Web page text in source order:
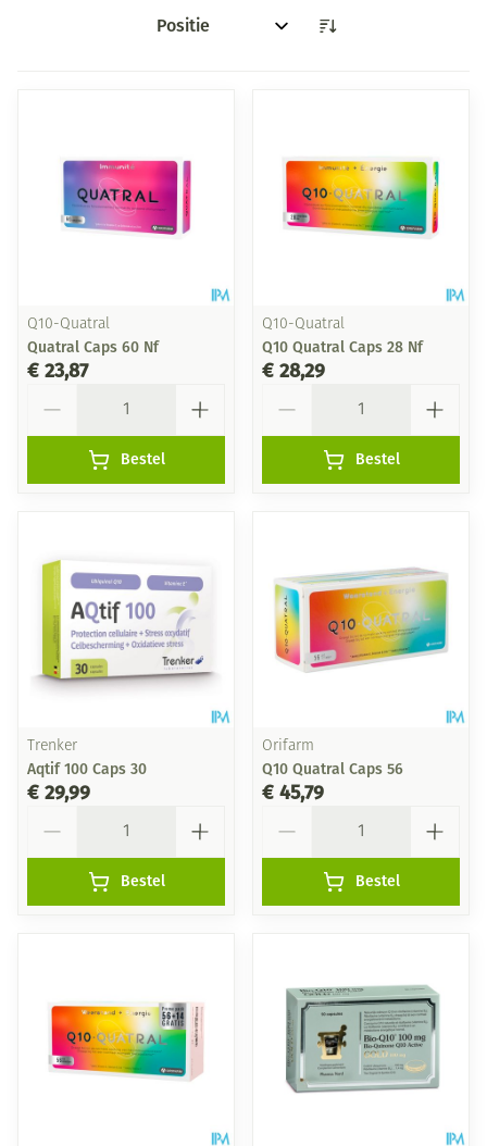
Sorteer op:
Q10-Quatral
Quatral Caps 60 Nf
€ 23,87
Bestel
Q10-Quatral
Q10 Quatral Caps 28 Nf
€ 28,29
Bestel
Trenker
Aqtif 100 Caps 30
€ 29,99
Bestel
Orifarm
Q10 Quatral Caps 56
€ 45,79
Bestel